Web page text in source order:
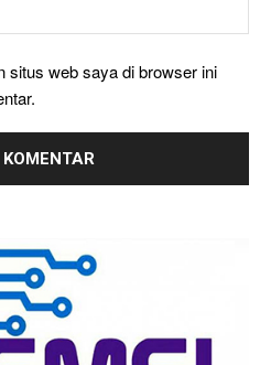
situs web saya di browser ini